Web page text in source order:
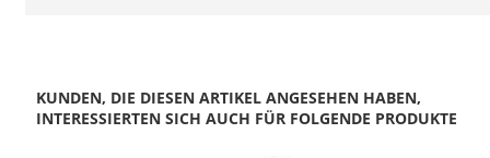
KUNDEN, DIE DIESEN ARTIKEL ANGESEHEN HABEN,
INTERESSIERTEN SICH AUCH FÜR FOLGENDE PRODUKTE